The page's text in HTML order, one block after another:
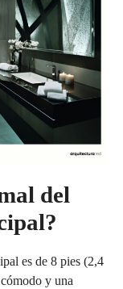
del
es de 8 pies (2,4
y una